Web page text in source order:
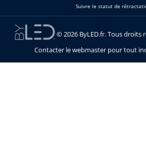
Suivre le statut de
© 2026 ByLED.fr. Tous droits
Contacter le webmaster pour tout